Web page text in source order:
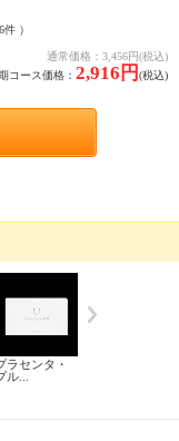
）
通常価格：3,456円(税込)
コース価格： 2,916円 (税込)
ラセンタ・
ル...